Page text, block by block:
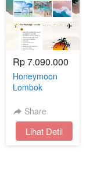
Rp 7.090.000
Honeymoon
Lombok
PINK BEACH +
SPA
Share
`Lihat Detil